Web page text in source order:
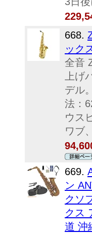
668.
ック
全音
上げ
デル
法：
ウス
ワブ
669.
ン
クソ
クス
道 沖